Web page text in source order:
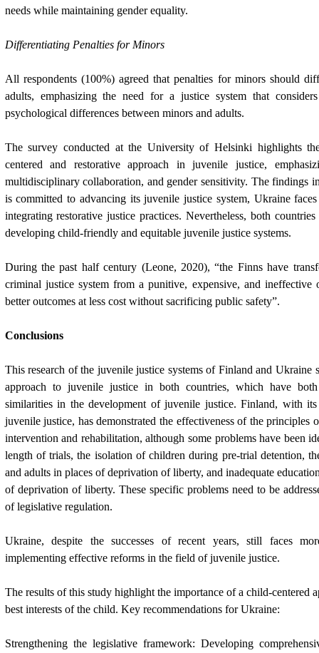
needs while maintaining gender equality.
Differentiating Penalties for Minors
All respondents (100%) agreed that penalties for minors should
adults, emphasizing the need for a justice system that
psychological differences between minors and adults.
The survey conducted at the University of Helsinki highlights
centered and restorative approach in juvenile justice,
multidisciplinary collaboration, and gender sensitivity. The findings
is committed to advancing its juvenile justice system, Ukraine
integrating restorative justice practices. Nevertheless, both
developing child-friendly and equitable juvenile justice systems.
During the past half century (Leone, 2020), “the Finns have
criminal justice system from a punitive, expensive, and ineffective
better outcomes at less cost without sacrificing public safety”.
Conclusions
This research of the juvenile justice systems of Finland and Ukraine
approach to juvenile justice in both countries, which have
similarities in the development of juvenile justice. Finland, with its
juvenile justice, has demonstrated the effectiveness of the principles
intervention and rehabilitation, although some problems have been
length of trials, the isolation of children during pre-trial detention,
and adults in places of deprivation of liberty, and inadequate
of deprivation of liberty. These specific problems need to be
of legislative regulation.
Ukraine, despite the successes of recent years, still faces
implementing effective reforms in the field of juvenile justice.
The results of this study highlight the importance of a child-centered
best interests of the child. Key recommendations for Ukraine:
Strengthening the legislative framework: Developing